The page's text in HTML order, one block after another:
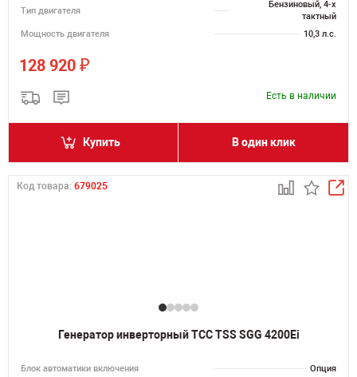
Тип двигателя
Бензиновый, 4-х
тактный
Мощность двигателя
10,3 л.с.
128 920 ₽
Есть в наличии
Купить В один клик
Код товара: 679025
Генератор инверторный ТСС TSS SGG 4200Ei
Блок автоматики включения
Опция